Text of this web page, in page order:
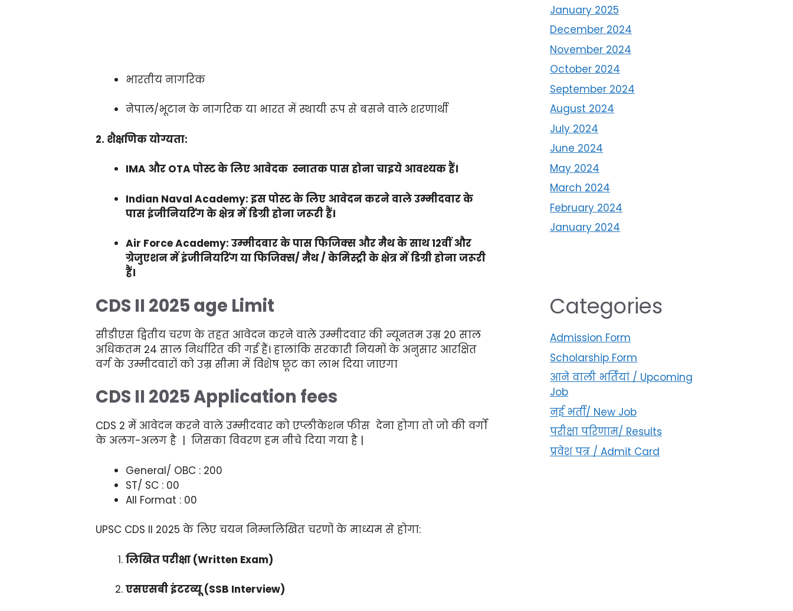
भारतीय नागरिक
नेपाल/भूटान के नागरिक या भारत में स्थायी रूप से बसने वाले शरणार्थी
2. शैक्षणिक योग्यता:
IMA और OTA पोस्ट के लिए आवेदक स्नातक पास होना चाइये आवश्यक हैं।
Indian Naval Academy: इस पोस्ट के लिए आवेदन करने वाले उम्मीदवार के
पास इंजीनियरिंग के क्षेत्र में डिग्री होना जरूरी हैं।
Air Force Academy: उम्मीदवार के पास फिजिक्स और मैथ के साथ 12वीं और
ग्रेजुएशन में इंजीनियरिंग या फिजिक्स/ मैथ / केमिस्ट्री के क्षेत्र में डिग्री होना जरूरी
हैं।
CDS II 2025 age Limit
सीडीएस द्वितीय चरण के तहत आवेदन करने वाले उम्मीदवार की न्यूनतम उम्र 20 साल
अधिकतम 24 साल निर्धारित की गई हैं। हालांकि सरकारी नियमों के अनुसार आरक्षित
वर्ग के उम्मीदवारों को उम्र सीमा में विशेष छूट का लाभ दिया जाएगा
CDS II 2025 Application fees
CDS 2 में आवेदन करने वाले उम्मीदवार को एप्लीकेशन फीस देना होगा तो जो की वर्गों
के अलग-अलग है | जिसका विवरण हम नीचे दिया गया है |
General/ OBC : 200
ST/ SC : 00
All Format : 00
UPSC CDS II 2025 के लिए चयन निम्नलिखित चरणों के माध्यम से होगा:
लिखित परीक्षा (Written Exam)
एसएसबी इंटरव्यू (SSB Interview)
January 2025
December 2024
November 2024
October 2024
September 2024
August 2024
July 2024
June 2024
May 2024
March 2024
February 2024
January 2024
Categories
Admission Form
Scholarship Form
आने वाली भर्तियां / Upcoming
Job
नई भर्ती/ New Job
परीक्षा परिणाम/ Results
प्रवेश पत्र / Admit Card